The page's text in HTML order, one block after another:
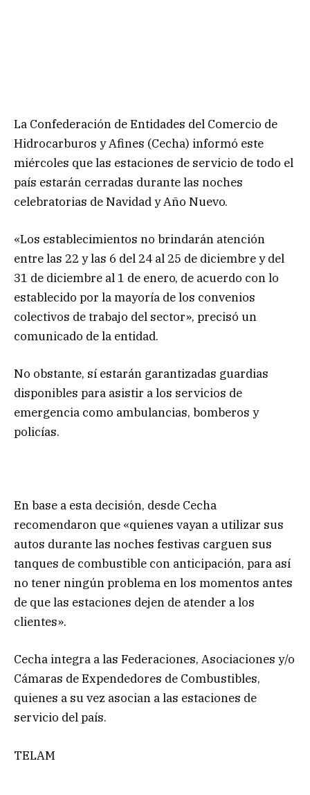
La Confederación de Entidades del Comercio de
Hidrocarburos y Afines (Cecha) informó este
miércoles que las estaciones de servicio de todo el
país estarán cerradas durante las noches
celebratorias de Navidad y Año Nuevo.
«Los establecimientos no brindarán atención
entre las 22 y las 6 del 24 al 25 de diciembre y del
31 de diciembre al 1 de enero, de acuerdo con lo
establecido por la mayoría de los convenios
colectivos de trabajo del sector», precisó un
comunicado de la entidad.
No obstante, sí estarán garantizadas guardias
disponibles para asistir a los servicios de
emergencia como ambulancias, bomberos y
policías.
En base a esta decisión, desde Cecha
recomendaron que «quienes vayan a utilizar sus
autos durante las noches festivas carguen sus
tanques de combustible con anticipación, para así
no tener ningún problema en los momentos antes
de que las estaciones dejen de atender a los
clientes».
Cecha integra a las Federaciones, Asociaciones y/o
Cámaras de Expendedores de Combustibles,
quienes a su vez asocian a las estaciones de
servicio del país.
TELAM